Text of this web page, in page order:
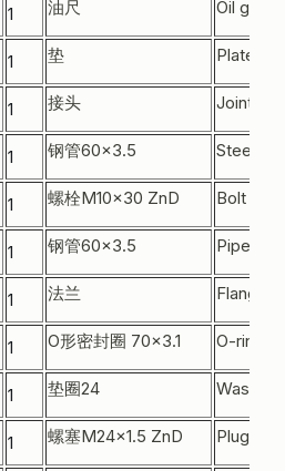
1 油尺 Oil
1 垫 Plate
1 接头 Joint
1 钢管60×3.5 Steel
1 螺栓M10×30 ZnD Bolt
1 钢管60×3.5 Pipe
1 法兰 Flange
1 O形密封圈 70×3.1 O-ring
1 垫圈24 Washer
1 螺塞M24×1.5 ZnD Plug